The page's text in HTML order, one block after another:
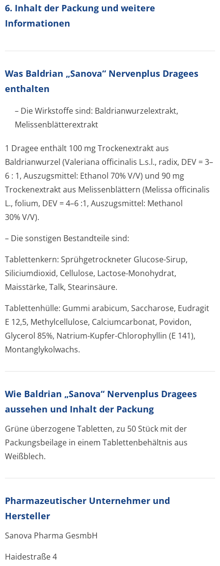
6. Inhalt der Packung und weitere
Informationen
Was Baldrian „Sanova“ Nervenplus Dragees
enthalten
– Die Wirkstoffe sind: Baldrianwurze­lextrakt,
Melissenblätte­rextrakt
1 Dragee enthält 100 mg Trockenextrakt aus
Baldrianwurzel (Valeriana officinalis L.s.l., radix, DEV = 3–
6 : 1, Auszugsmittel: Ethanol 70% V/V) und 90 mg
Trockenextrakt aus Melissenblättern (Melissa officinalis
L., folium, DEV = 4–6 :1, Auszugsmittel: Methanol
30% V/V).
– Die sonstigen Bestandteile sind:
Tablettenkern: Sprühgetrockneter Glucose-Sirup,
Siliciumdioxid, Cellulose, Lactose-Monohydrat,
Maisstärke, Talk, Stearinsäure.
Tablettenhülle: Gummi arabicum, Saccharose, Eudragit
E 12,5, Methylcellulose, Calciumcarbonat, Povidon,
Glycerol 85%, Natrium-Kupfer-Chlorophyllin (E 141),
Montanglykolwachs.
Wie Baldrian „Sanova“ Nervenplus Dragees
aussehen und Inhalt der Packung
Grüne überzogene Tabletten, zu 50 Stück mit der
Packungsbeilage in einem Tablettenbehältnis aus
Weißblech.
Pharmazeutischer Unternehmer und
Hersteller
Sanova Pharma GesmbH
Haidestraße 4